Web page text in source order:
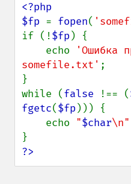
<?php
$fp = fopen(
if (!$fp ) {
    echo
'Ошибка
somefile.txt' ;
}
while (false !== (
fgetc($fp ))) {
    echo
"$char\n"
?>